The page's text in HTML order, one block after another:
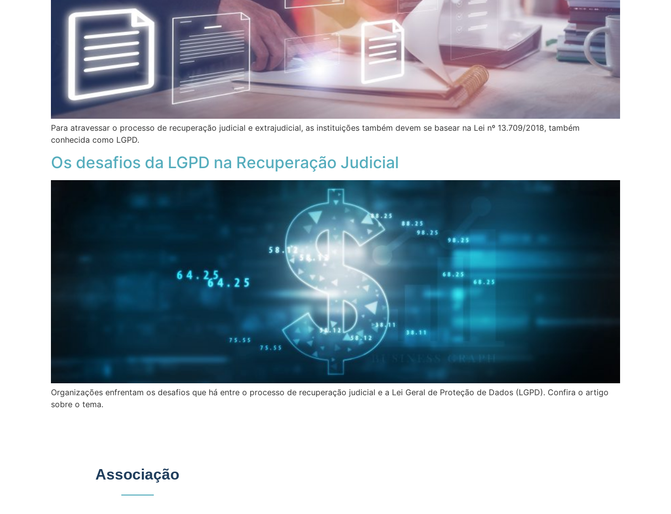
Para atravessar o processo de recuperação judicial e extrajudicial, as instituições também devem se basear na Lei nº 13.709/2018, também
conhecida como LGPD.
Os desafios da LGPD na Recuperação Judicial
Organizações enfrentam os desafios que há entre o processo de recuperação judicial e a Lei Geral de Proteção de Dados (LGPD). Confira o artigo
sobre o tema.
Associação